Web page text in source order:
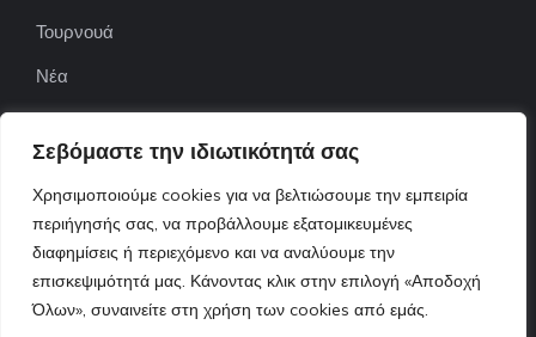
Σεβόμαστε την ιδιωτικότητά σας
Χρησιμοποιούμε cookies για να βελτιώσουμε την εμπειρία
περιήγησής σας, να προβάλλουμε εξατομικευμένες
διαφημίσεις ή περιεχόμενο και να αναλύουμε την
επισκεψιμότητά μας. Κάνοντας κλικ στην επιλογή «Αποδοχή
Όλων», συναινείτε στη χρήση των cookies από εμάς.
Τουρνουά
Νέα
Επιχειρήσεις
ΠΟΦΕΠΑ
ΕΦΟΕΠΑ
Επικοινωνία